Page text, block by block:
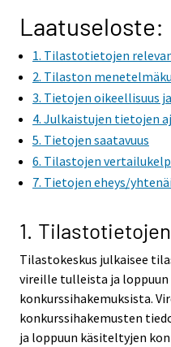
1. Tilastotietojen
2. Tilaston
3. Tietojen oikeellisuus
4. Julkaistujen tietojen
5. Tietojen saatavuus
6. Tilastojen
7. Tietojen eheys/
1.
Tilastokeskus julkaisee
vireille tulleista ja
konkurssihakemuksista.
konkurssihakemusten
ja loppuun käsiteltyjen